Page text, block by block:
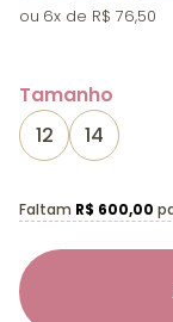
6x R$ 76,50
Tamanho
12
14
Faltam R$ 600,00